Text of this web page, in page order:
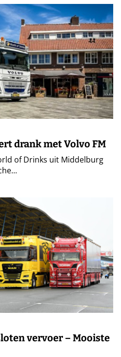
drank met Volvo FM
of Drinks uit Middelburg
vervoer – Mooiste